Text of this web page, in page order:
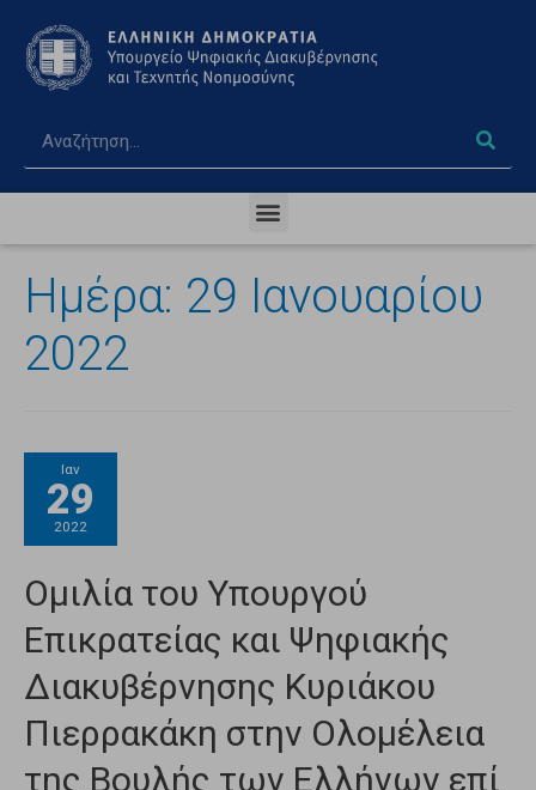
Ημέρα: 29 Ιανουαρίου
2022
Ιαν
29
2022
Ομιλία του Υπουργού
Επικρατείας και Ψηφιακής
Διακυβέρνησης Κυριάκου
Πιερρακάκη στην Ολομέλεια
της Βουλής των Ελλήνων επί